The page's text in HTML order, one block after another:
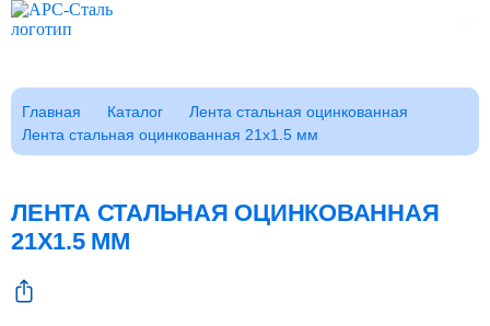
Каталог
Клиентам
ГОСТы
Сертификаты
О компании
Главная Каталог
Лента стальная оцинкованная
Лента стальная оцинкованная 21x1.5 мм
ЛЕНТА СТАЛЬНАЯ ОЦИНКОВАННАЯ
21X1.5 ММ